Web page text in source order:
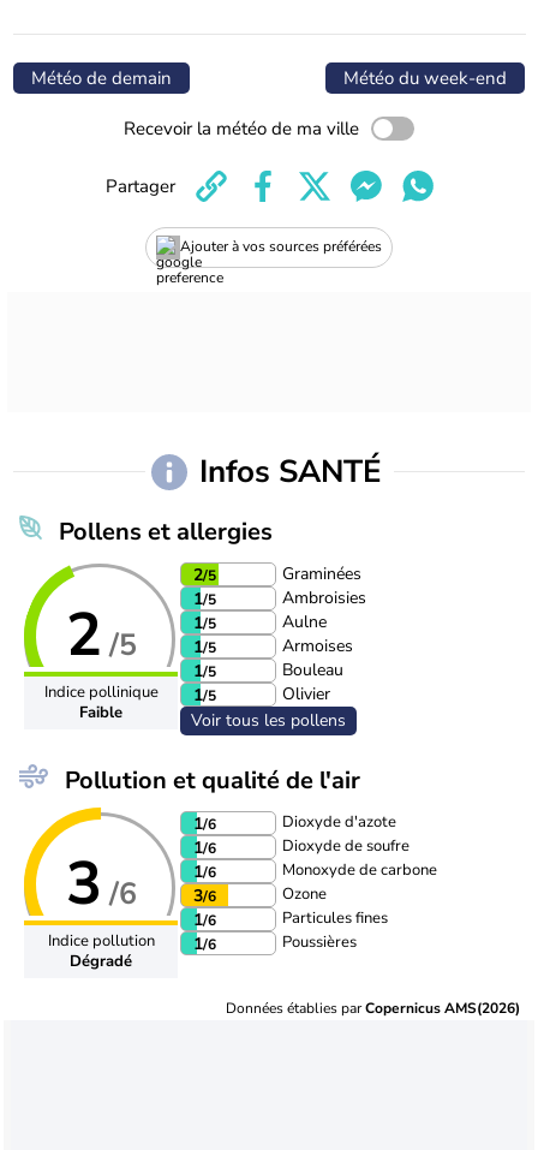
Météo de demain Météo du week-end
Recevoir la météo de ma ville
Ajouter à vos sources préférées
Partager
Infos SANTÉ
Pollens et allergies
2 /5
Indice pollinique
Faible
2/5
Graminées
1/5
Ambroisies
1/5
Aulne
1/5
Armoises
1/5
Bouleau
1/5
Olivier
Voir tous les pollens
Pollution et qualité de l'air
3 /6
Indice pollution
Dégradé
1/6 Dioxyde d'azote
1/6 Dioxyde de soufre
1/6 Monoxyde de carbone
3/6 Ozone
1/6 Particules fines
1/6 Poussières
Données établies parCopernicus AMS(2026)